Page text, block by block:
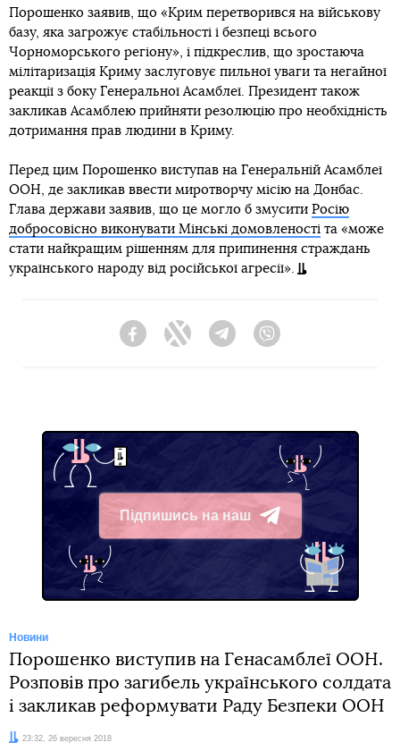
Порошенко заявив, що «Крим перетворився на військову
базу, яка загрожує стабільності і безпеці всього
Чорноморського регіону», і підкреслив, що зростаюча
мілітаризація Криму заслуговує пильної уваги та негайної
реакції з боку Генеральної Асамблеї. Президент також
закликав Асамблею прийняти резолюцію про необхідність
дотримання прав людини в Криму.
Перед цим Порошенко виступав на Генеральній Асамблеї
ООН, де закликав ввести миротворчу місію на Донбас.
Глава держави заявив, що це могло б змусити Росію
добросовісно виконувати Мінські домовленості та «може
стати найкращим рішенням для припинення страждань
українського народу від російської агресії».
FacebookTwitter Telegram
Підпишись на наш
Telegram
Новини
Порошенко виступив на Генасамблеї ООН.
Розповів про загибель українського солдата
і закликав реформувати Раду Безпеки ООН
Дата:23:32, 26 вересня 2018